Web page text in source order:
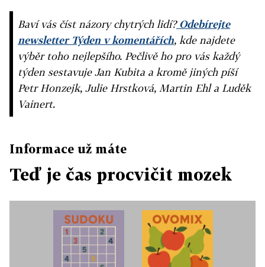
Baví vás číst názory chytrých lidí?Odebírejte
newsletter Týden v komentářích, kde najdete
výběr toho nejlepšího. Pečlivě ho pro vás každý
týden sestavuje Jan Kubita a kromě jiných píší
Petr Honzejk, Julie Hrstková, Martin Ehl a Luděk
Vainert.
Informace už máte
Teď je čas procvičit mozek